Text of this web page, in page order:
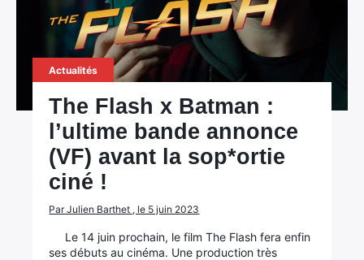
Actualités
The Flash x Batman :
l’ultime bande annonce
(VF) avant la sop*ortie
ciné !
Par Julien Barthet , le 5 juin 2023
Le 14 juin prochain, le film The Flash fera enfin
ses débuts au cinéma. Une production très